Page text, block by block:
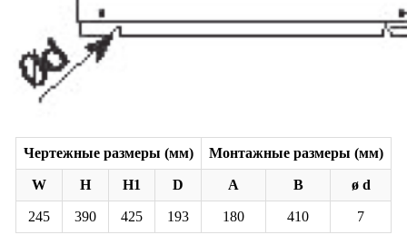
Чертежные размеры (мм) Монтажные размеры (мм)
W H H1 D A B ø d
245 390 425 193 180 410 7